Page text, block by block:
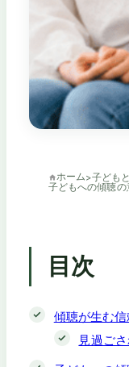
ホーム>子ども
子どもへの傾聴の
目次
傾聴が生む
見過ご